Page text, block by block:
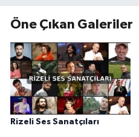
Öne Çıkan Galeriler
Rizeli Ses Sanatçıları